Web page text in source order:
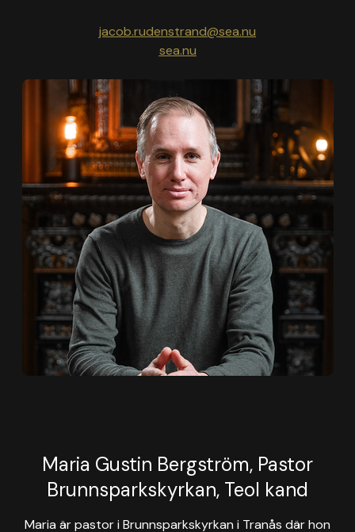
jacob.rudenstrand@sea.nu
sea.nu
Maria Gustin Bergström, Pastor
Brunnsparkskyrkan, Teol kand
Maria är pastor i Brunnsparkskyrkan i Tranås där hon